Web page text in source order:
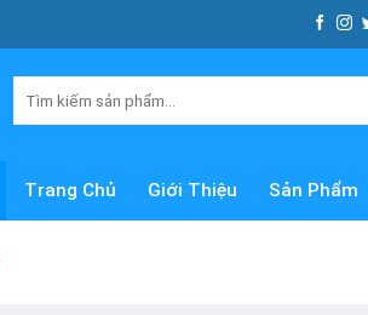
Trang Chủ Giới Thiệu Sản Phẩm